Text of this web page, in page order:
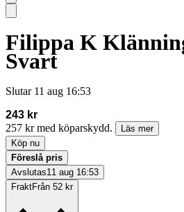
Filippa K
Svart
Slutar 11 aug 16:53
243 kr
257 kr med köparskydd.
Läs mer
Köp nu
Föreslå pris
Avslutas11 aug 16:53
FraktFrån 52 kr